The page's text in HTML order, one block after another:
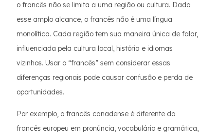
o francês não se limita a uma região ou cultura. Dado
esse amplo alcance, o francês não é uma língua
monolítica. Cada região tem sua maneira única de falar,
influenciada pela cultura local, história e idiomas
vizinhos. Usar o “francês” sem considerar essas
diferenças regionais pode causar confusão e perda de
oportunidades.
Por exemplo, o francês canadense é diferente do
francês europeu em pronúncia, vocabulário e gramática,